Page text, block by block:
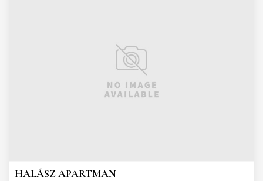
HALÁSZ APARTMAN